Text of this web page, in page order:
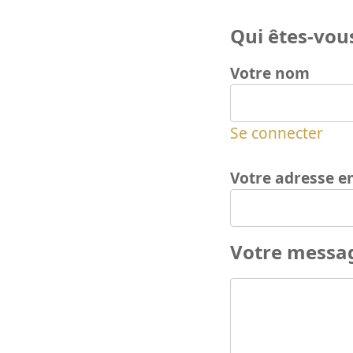
Qui êtes-
Votre nom
Se connecter
Votre adresse
Votre